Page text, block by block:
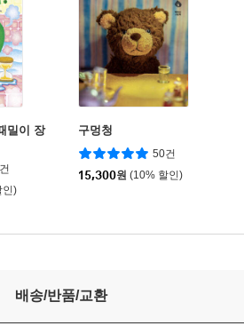
밀이 장
인)
구멍청
50건
15,300원 (10% 할인)
배송/반품/교환